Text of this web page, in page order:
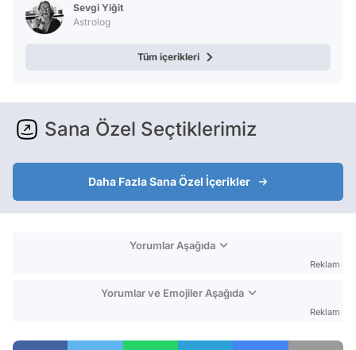
Sevgi Yiğit
Astrolog
Tüm içerikleri
Sana Özel Seçtiklerimiz
Daha Fazla Sana Özel İçerikler
Yorumlar Aşağıda
Reklam
Yorumlar ve Emojiler Aşağıda
Reklam